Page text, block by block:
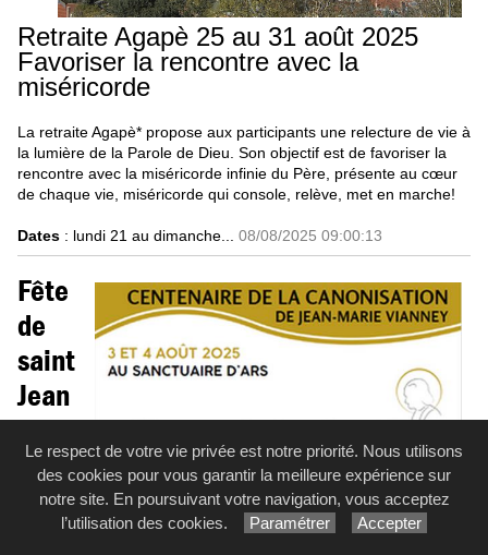
Retraite Agapè 25 au 31 août 2025
Favoriser la rencontre avec la
miséricorde
La retraite Agapè* propose aux participants une relecture de vie à
la lumière de la Parole de Dieu. Son objectif est de favoriser la
rencontre avec la miséricorde infinie du Père, présente au cœur
de chaque vie, miséricorde qui console, relève, met en marche!
Dates : lundi 21 au dimanche... 08/08/2025 09:00:13
Fête
de
saint
Jean
Marie
Le respect de votre vie privée est notre priorité. Nous utilisons
des cookies pour vous garantir la meilleure expérience sur
notre site. En poursuivant votre navigation, vous acceptez
l’utilisation des cookies.
Paramétrer Accepter